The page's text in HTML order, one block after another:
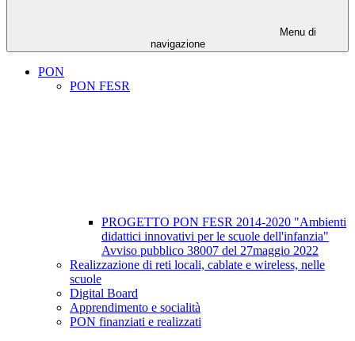
Menu di
navigazione
PON
PON FESR
PROGETTO PON FESR 2014-2020 "Ambienti
didattici innovativi per le scuole dell'infanzia"
Avviso pubblico 38007 del 27maggio 2022
Realizzazione di reti locali, cablate e wireless, nelle
scuole
Digital Board
Apprendimento e socialità
PON finanziati e realizzati